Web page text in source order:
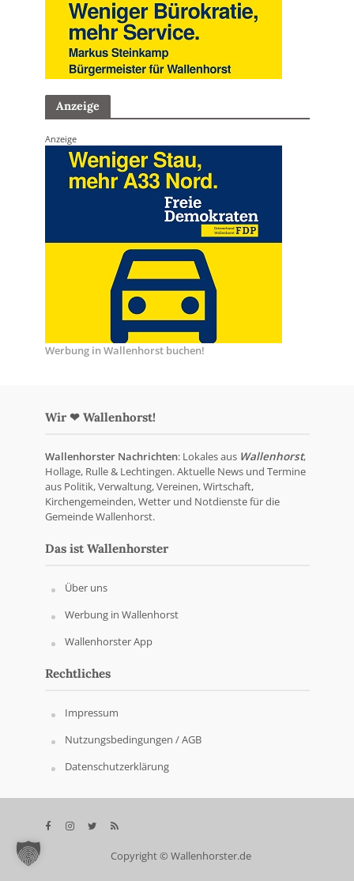
Anzeige
Anzeige
Werbung in Wallenhorst buchen!
Wir ❤ Wallenhorst!
Wallenhorster Nachrichten: Lokales aus Wallenhorst,
Hollage, Rulle & Lechtingen. Aktuelle News und Termine
aus Politik, Verwaltung, Vereinen, Wirtschaft,
Kirchengemeinden, Wetter und Notdienste für die
Gemeinde Wallenhorst.
Das ist Wallenhorster
Über uns
Werbung in Wallenhorst
Wallenhorster App
Rechtliches
Impressum
Nutzungsbedingungen / AGB
Datenschutzerklärung
Copyright © Wallenhorster.de